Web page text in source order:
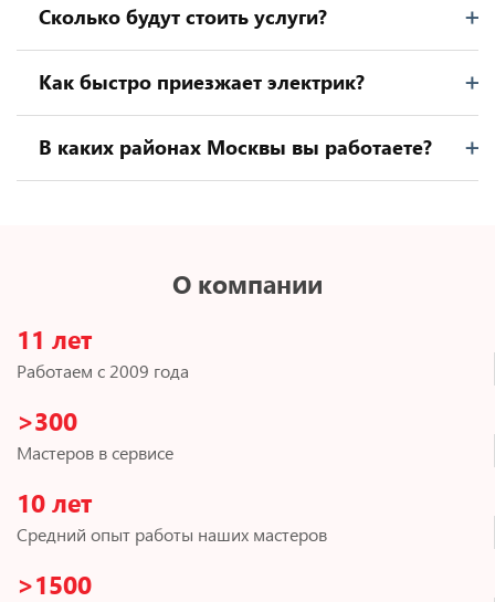
Сколько будут стоить услуги?
Как быстро приезжает электрик?
В каких районах Москвы вы работаете?
О компании
11 лет
Работаем с 2009 года
>300
Мастеров в сервисе
10 лет
Средний опыт работы наших мастеров
>1500